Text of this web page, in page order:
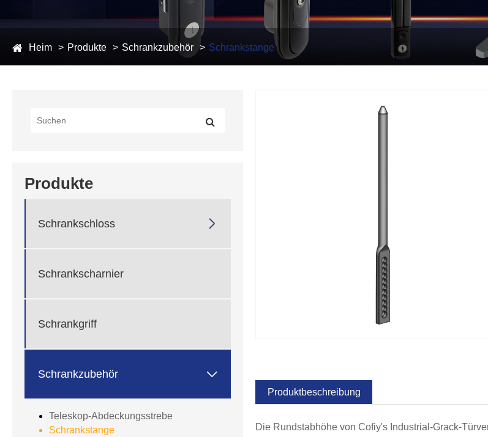
Heim Produkte Schrankzubehör Schrankstange
Produkte
Schrankschloss 
Schrankscharnier
Schrankgriff
Schrankzubehör 
Teleskop-Abdeckungsstrebe
Schrankstange
Produktbeschreibung
Die Rundstabhöhe von Cofiy's Industrial-Grack-